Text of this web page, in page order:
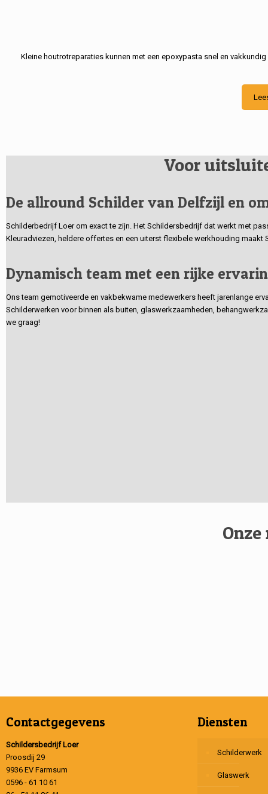
Kleine houtrotreparaties kunnen met een epoxypasta snel en
Voor
De allround Schilder van Delfzijl en
Schilderbedrijf Loer om exact te zijn. Het Schildersbedrijf dat werkt met
Kleuradviezen, heldere offertes en een uiterst flexibele werkhouding
Dynamisch team met een rijke
Ons team gemotiveerde en vakbekwame medewerkers heeft jarenlange
Schilderwerken voor binnen als buiten, glaswerkzaamheden,
we graag!
Contactgegevens
Schildersbedrijf Loer
Proosdij 29
9936 EV Farmsum
0596 - 61 10 61
Diensten
Schilderwerk
Glaswerk